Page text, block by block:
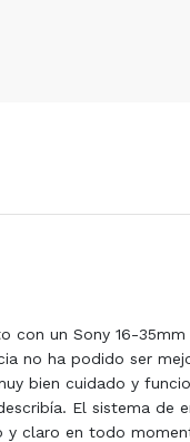
con un Sony 16-
no ha podido ser
bien cuidado y
El sistema de
y claro en todo